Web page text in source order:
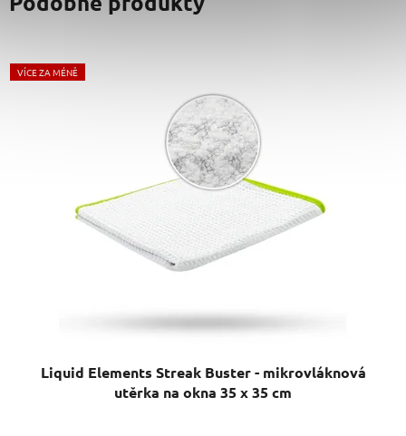
VÍCE ZA MÉNĚ
Liquid Elements Streak Buster - mikrovláknová
utěrka na okna 35 x 35 cm